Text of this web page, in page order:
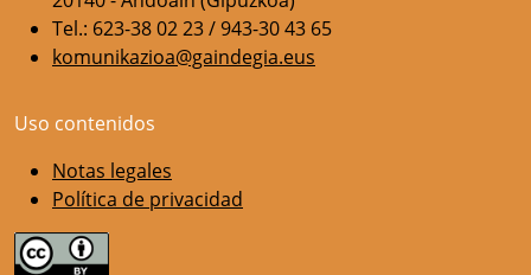
Tel.: 623-38 02 23 / 943-30 43 65
komunikazioa@gaindegia.eus
Uso contenidos
Notas legales
Política de privacidad